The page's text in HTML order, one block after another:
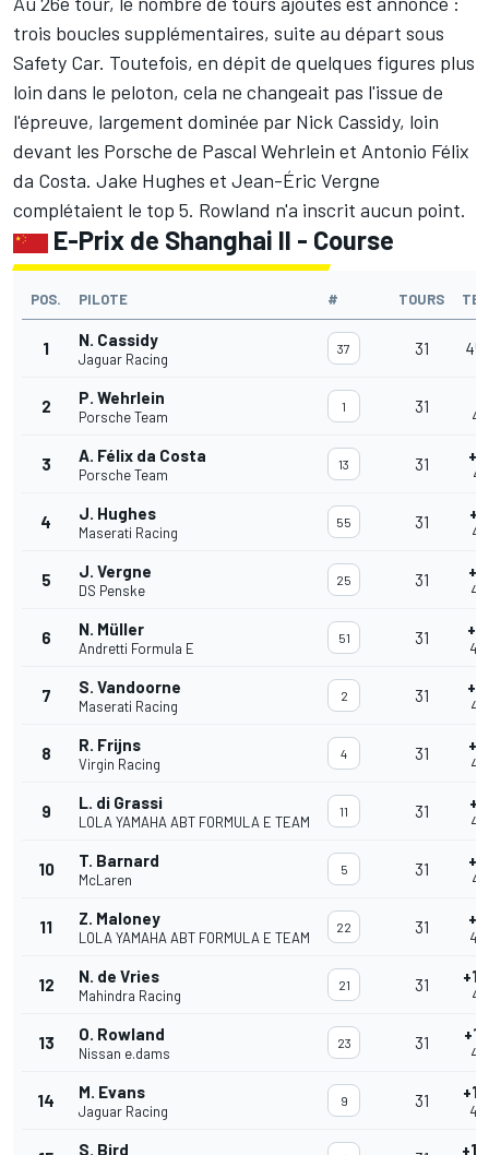
trois boucles supplémentaires, suite au départ sous
Safety Car. Toutefois, en dépit de quelques figures plus
loin dans le peloton, cela ne changeait pas l'issue de
l'épreuve, largement dominée par Nick Cassidy, loin
devant les Porsche de Pascal Wehrlein et Antonio Félix
da Costa. Jake Hughes et Jean-Éric Vergne
complétaient le top 5. Rowland n'a inscrit aucun point.
E-Prix de Shanghai II - Course
POS. PILOTE # TOURS
1 N. Cassidy
Jaguar Racing
37 31
2 P. Wehrlein
Porsche Team
1 31
3 A. Félix da Costa
Porsche Team
13 31
4 J. Hughes
Maserati Racing
55 31
5 J. Vergne
DS Penske
25 31
6 N. Müller
Andretti Formula E
51 31
7 S. Vandoorne
Maserati Racing
2 31
8 R. Frijns
Virgin Racing
4 31
9 L. di Grassi
LOLA YAMAHA ABT FORMULA E TEAM
11 31
10 T. Barnard
McLaren
5 31
11 Z. Maloney
LOLA YAMAHA ABT FORMULA E TEAM
22 31
12 N. de Vries
Mahindra Racing
21 31
13 O. Rowland
Nissan e.dams
23 31
14 M. Evans
Jaguar Racing
9 31
S. Bird